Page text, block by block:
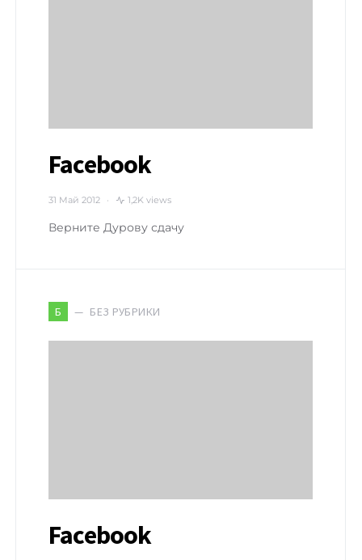
Facebook
31 Май 2012 1,2K views
Верните Дурову сдачу
Б БЕЗ РУБРИКИ
Facebook